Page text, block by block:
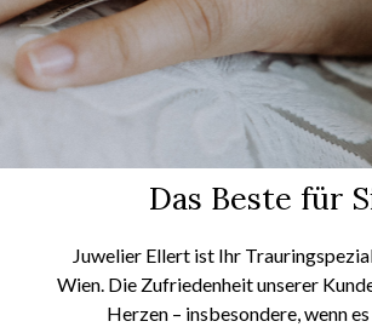
Das Beste für
Juwelier Ellert ist Ihr
Wien. Die Zufriedenheit unserer
Herzen – insbesondere, wenn